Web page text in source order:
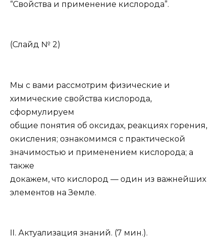
“Свойства и применение кислорода”.
(Слайд № 2)
Мы с вами рассмотрим физические и
химические свойства кислорода,
сформулируем
общие понятия об оксидах, реакциях горения,
окисления; ознакомимся с практической
значимостью и применением кислорода; а
также
докажем, что кислород — один из важнейших
элементов на Земле.
ІІ. Актуализация знаний. (7 мин.).